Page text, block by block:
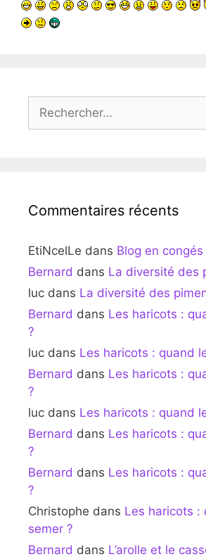
Commentaires récents
EtiNcelLe dans Blog en congés
Bernard dans La diversité des
luc dans La diversité des
Bernard dans Les haricots :
?
luc dans Les haricots : quand
Bernard dans Les haricots :
?
luc dans Les haricots : quand
Bernard dans Les haricots :
?
Bernard dans Les haricots :
?
Christophe dans Les haricots :
semer ?
Bernard dans L’arolle et le